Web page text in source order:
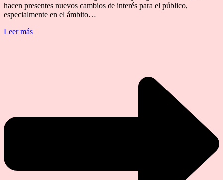
hacen presentes nuevos cambios de interés para el público,
especialmente en el ámbito…
Leer más